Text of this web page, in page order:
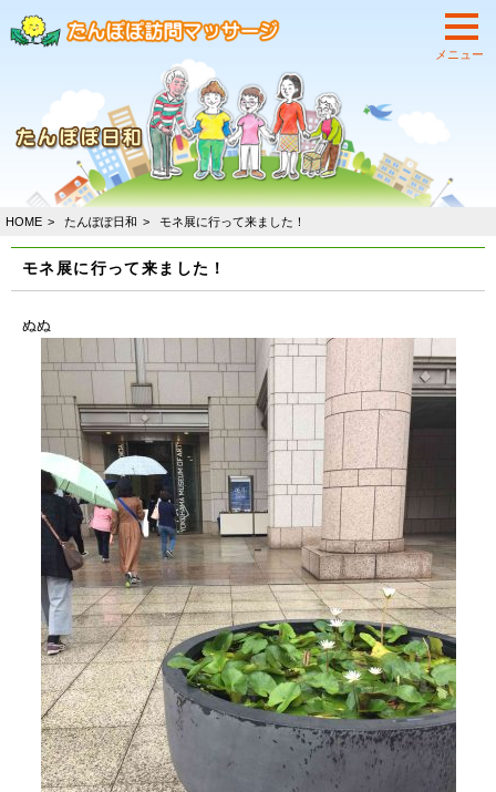
HOME たんぽぽ日和 モネ展に行って来ました！
モネ展に行って来ました！
ぬぬ